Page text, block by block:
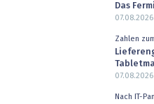
Das
Zahlen
Nach IT-